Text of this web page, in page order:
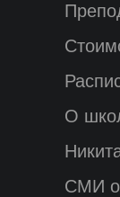
О
СМИ о